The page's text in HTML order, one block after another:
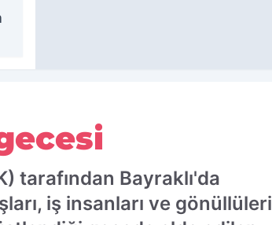
tarafından Bayraklı'da
iş insanları ve gönüllüleri